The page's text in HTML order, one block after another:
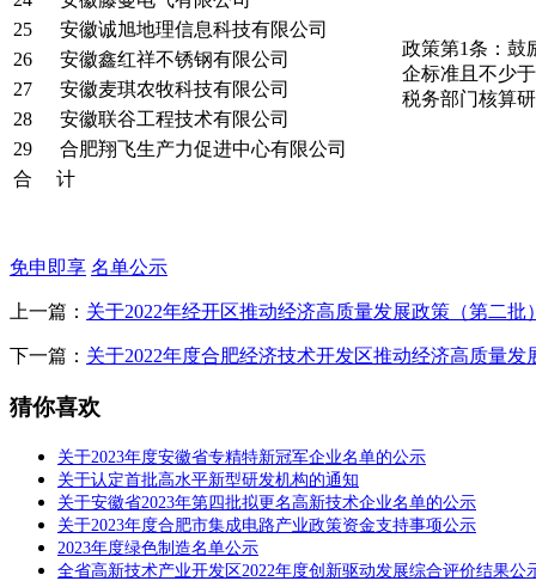
政策第1条：鼓
企标准且不少
税务部门核算
25
安徽诚旭地理信息科技有限公司
26
安徽鑫红祥不锈钢有限公司
27
安徽麦琪农牧科技有限公司
28
安徽联谷工程技术有限公司
29
合肥翔飞生产力促进中心有限公司
合 计
免申即享 名单公示
上一篇： 关于2022年经开区推动经济高质量发展政策（第二批
下一篇： 关于2022年度合肥经济技术开发区推动经济高质量
猜你喜欢
关于2023年度安徽省专精特新冠军企业名单的公示
关于认定首批高水平新型研发机构的通知
关于安徽省2023年第四批拟更名高新技术企业名单的公示
关于2023年度合肥市集成电路产业政策资金支持事项公示
2023年度绿色制造名单公示
全省高新技术产业开发区2022年度创新驱动发展综合评价结果公